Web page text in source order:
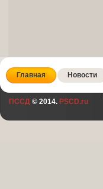
Главная Новости
ПССД © 2014. PSCD.ru